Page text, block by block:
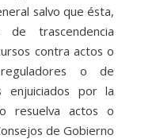
salvo que ésta,
de trascendencia
contra actos o
o de
enjuiciados por la
resuelva actos o
de Gobierno